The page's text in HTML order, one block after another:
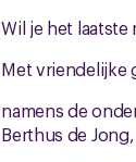
Wil je het
Met vriendelijke
namens de
Berthus de